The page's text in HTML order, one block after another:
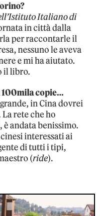
Italiano di
in città dalla
per raccontarle il
nessuno le aveva
e mi ha aiutato.
il libro.
100mila copie…
in Cina dovrei
rete che ho
andata benissimo.
interessati ai
di tutti i tipi,
(ride).